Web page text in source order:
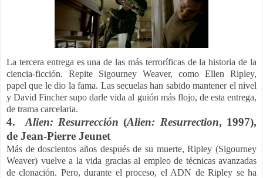
La tercera entrega es una de las más terroríficas de la historia de la
ciencia-ficción. Repite Sigourney Weaver, como Ellen Ripley,
papel que le dio la fama. Las secuelas han sabido mantener el nivel
y David Fincher supo darle vida al guión más flojo, de esta entrega,
de trama carcelaria.
4. Alien: Resurrección (Alien: Resurrection, 1997),
de Jean-Pierre Jeunet
Más de doscientos años después de su muerte, Ripley (Sigourney
Weaver) vuelve a la vida gracias al empleo de técnicas avanzadas
de clonación. Pero, durante el proceso, el ADN de Ripley se ha